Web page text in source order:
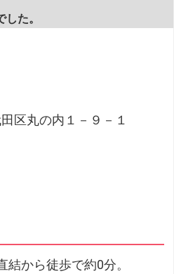
た。
区丸の内１－９－１
結から徒歩で約0分。